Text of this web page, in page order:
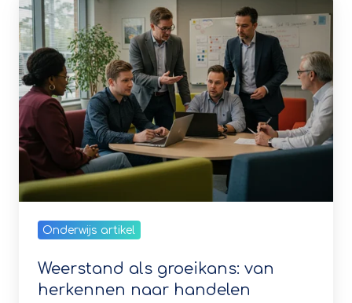
van
herkennen
naar
handelen
Onderwijs artikel
Weerstand als groeikans: van
herkennen naar handelen
16 februari 2025 19:33:00 CET